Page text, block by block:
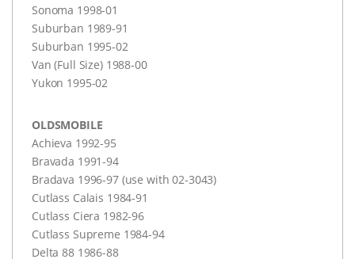
Sonoma 1998-01
Suburban 1989-91
Suburban 1995-02
Van (Full Size) 1988-00
Yukon 1995-02
OLDSMOBILE
Achieva 1992-95
Bravada 1991-94
Bradava 1996-97 (use with 02-3043)
Cutlass Calais 1984-91
Cutlass Ciera 1982-96
Cutlass Supreme 1984-94
Delta 88 1986-88